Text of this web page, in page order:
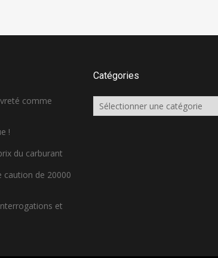
comme
!
du carburant
caution de 20000
et
Catégories
Catégories